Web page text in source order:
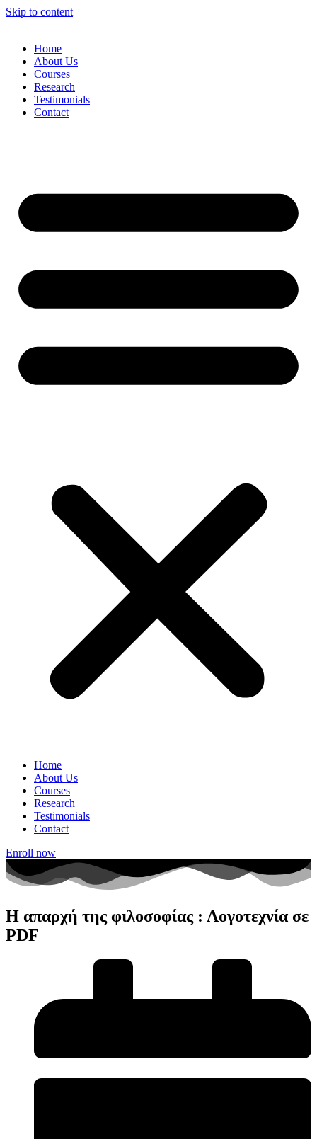
Skip to content
Home
About Us
Courses
Research
Testimonials
Contact
Home
About Us
Courses
Research
Testimonials
Contact
Enroll now
Η απαρχή της φιλοσοφίας : Λογοτεχνία σε
PDF